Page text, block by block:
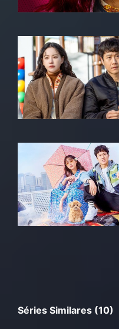
Séries Similares (10)